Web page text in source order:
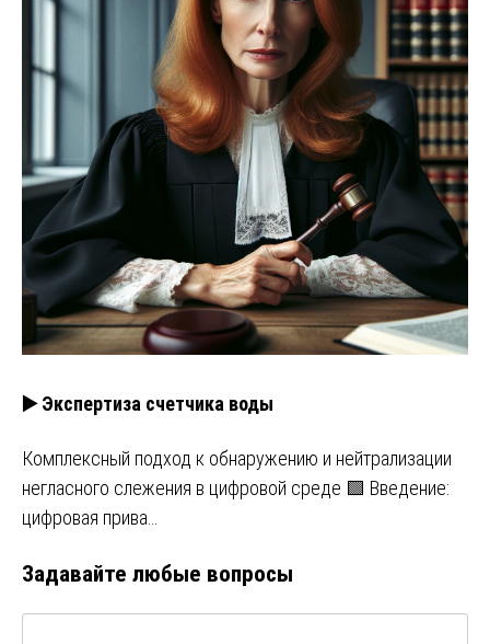
▶️ Экспертиза счетчика воды
Комплексный подход к обнаружению и нейтрализации
негласного слежения в цифровой среде 🟩 Введение:
цифровая прива…
Задавайте любые вопросы